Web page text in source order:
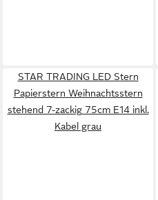
STAR TRADING LED Stern
Papierstern Weihnachtsstern
stehend 7-zackig 75cm E14 inkl.
Kabel grau